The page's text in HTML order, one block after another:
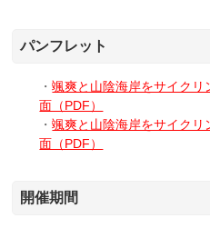
パンフレット
・颯爽と山陰海岸をサイク
面（PDF）
・颯爽と山陰海岸をサイク
面（PDF）
開催期間